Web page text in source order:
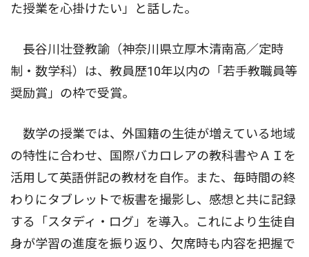
た授業を心掛けたい」と話した。
長谷川壮登教諭（神奈川県立厚木清南高／定時
制・数学科）は、教員歴10年以内の「若手教職員等
奨励賞」の枠で受賞。
数学の授業では、外国籍の生徒が増えている地域
の特性に合わせ、国際バカロレアの教科書やＡＩを
活用して英語併記の教材を自作。また、毎時間の終
わりにタブレットで板書を撮影し、感想と共に記録
する「スタディ・ログ」を導入。これにより生徒自
身が学習の進度を振り返り、欠席時も内容を把握で